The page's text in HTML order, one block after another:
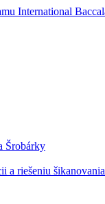
Šrobárky
a riešeniu šikanovania